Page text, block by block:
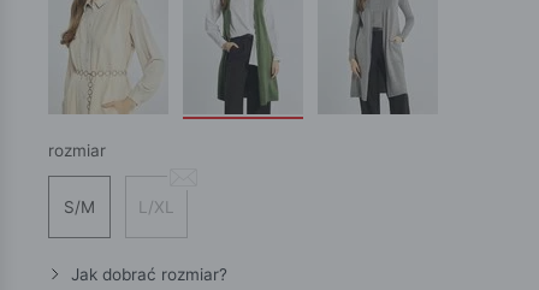
rozmiar
S/M L/XL
Jak dobrać rozmiar?